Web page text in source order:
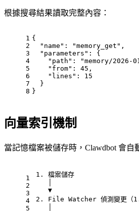
根據搜尋結果讀取完整內容：
1
2
3
4
5
6
7
8
{
"name" : "memory_get" ,
"parameters" :
{
"path" : "memory/2026-
"from" : 45 ,
"lines" :
15
}
}
向量索引機制
當記憶檔案被儲存時，Clawdbot 會自
1
2
3
4
5
1. 檔案儲存
   ▼
2. File Watcher 偵測變更（